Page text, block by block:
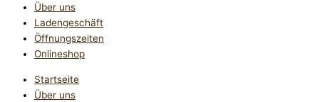
Über uns
Ladengeschäft
Öffnungszeiten
Onlineshop
Startseite
Über uns